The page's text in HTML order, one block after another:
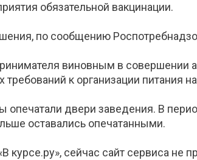
обязательной вакцинации.
по сообщению
виновным в совершении
к организации питания
двери заведения. В
оставались опечатанными.
курсе.ру», сейчас сайт сервиса не